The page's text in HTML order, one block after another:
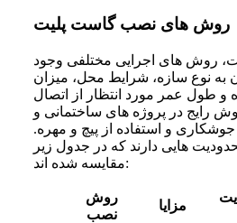
روش‌ های نصب گاست پلیت
روش‌ های اجرایی مختلفی وجود
به نوع سازه، شرایط محل، میزان
و طول عمر مورد انتظار از اتصال
رایج در پروژه‌ های ساختمانی و
و استفاده از پیچ و مهره.
هایی دارند که در جدول زیر
مقایسه شده‌ اند:
روش
نصب
مزایا